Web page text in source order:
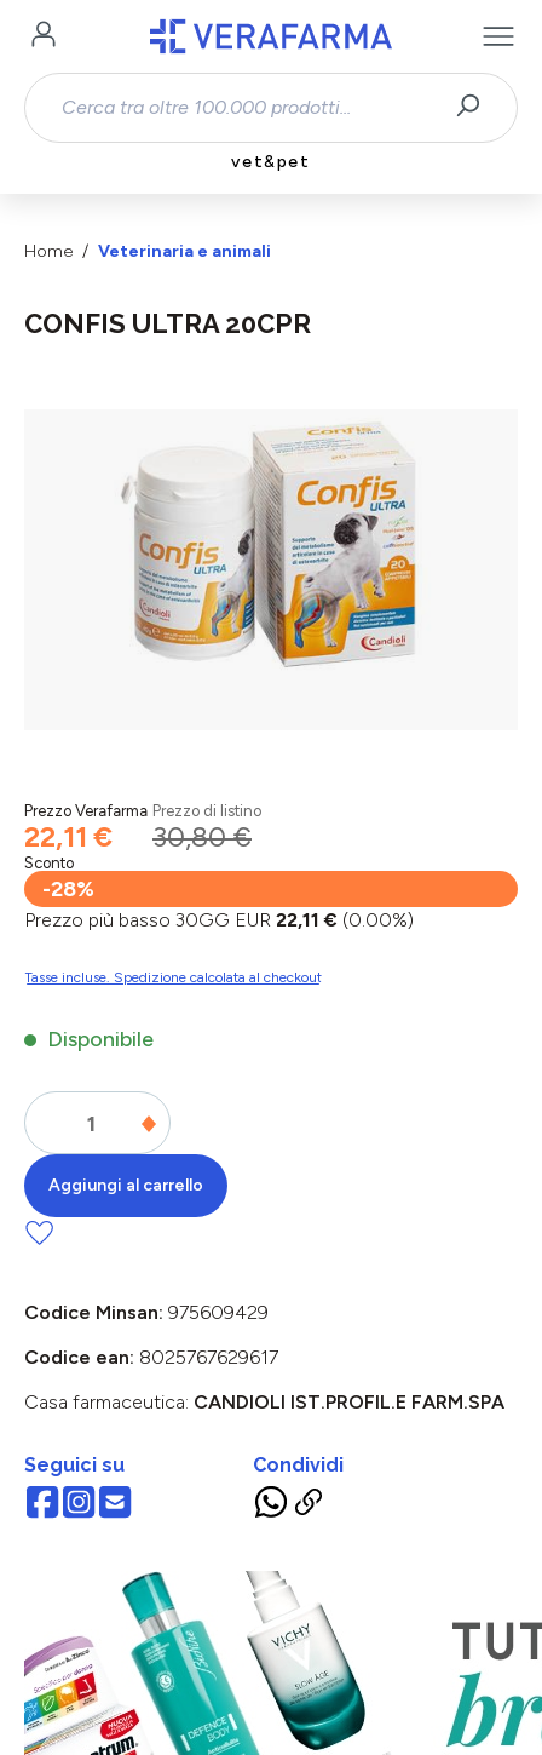
Passa al contenuto principale
vet&pet
Home Veterinaria e animali
CONFIS ULTRA 20CPR
Prezzo Verafarma
22,11 €
Prezzo di listino
30,80 €
Sconto
-28%
Prezzo più basso 30GG EUR 22,11 € (0.00%)
Tasse incluse. Spedizione calcolata al checkout
Disponibile
Aggiungi al carrello
Codice Minsan: 975609429
Codice ean: 8025767629617
Casa farmaceutica: CANDIOLI IST.PROFIL.E FARM.SPA
Seguici su Condividi